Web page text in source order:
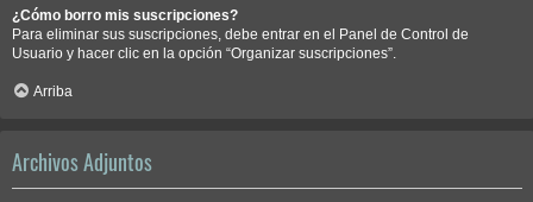
¿Cómo borro mis suscripciones?
Para eliminar sus suscripciones, debe entrar en el Panel de Control de
Usuario y hacer clic en la opción “Organizar suscripciones”.
Arriba
Archivos Adjuntos